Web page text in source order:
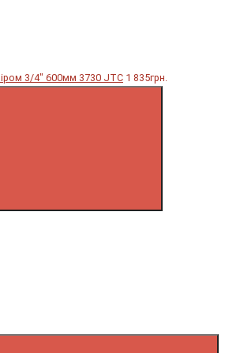
3/4" 600мм 3730 JTC 1 835грн.